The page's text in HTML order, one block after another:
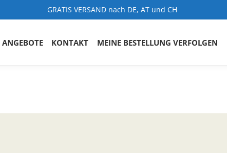
GRATIS VERSAND nach DE, AT und CH
ANGEBOTE KONTAKT MEINE BESTELLUNG VERFOLGEN